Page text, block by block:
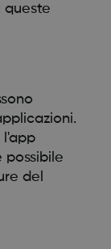
queste
l'app
possibile
del